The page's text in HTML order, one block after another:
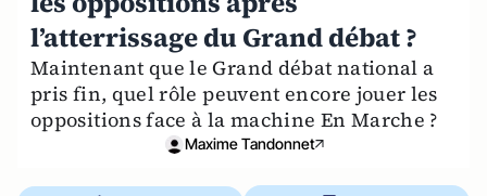
l’atterrissage du Grand débat ?
Maintenant que le Grand débat national a
pris fin, quel rôle peuvent encore jouer les
oppositions face à la machine En Marche ?
Maxime Tandonnet